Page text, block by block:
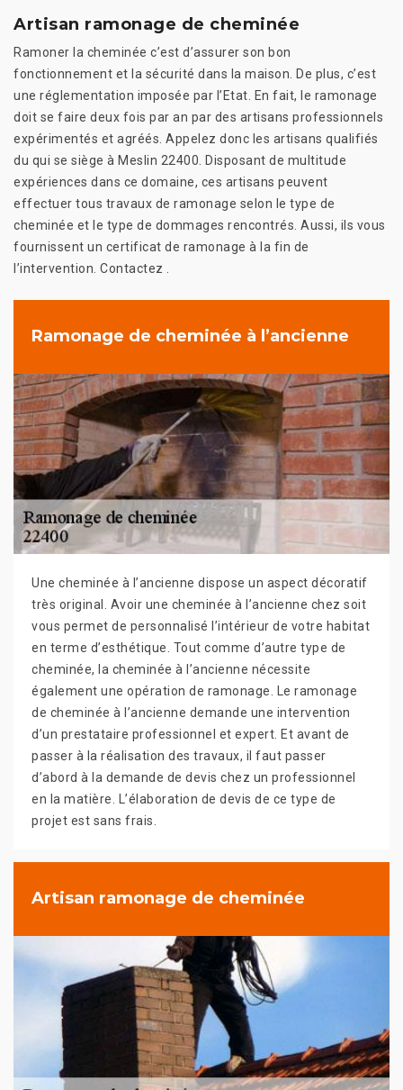
Artisan ramonage de cheminée
Ramoner la cheminée c’est d’assurer son bon
fonctionnement et la sécurité dans la maison. De plus, c’est
une réglementation imposée par l’Etat. En fait, le ramonage
doit se faire deux fois par an par des artisans professionnels
expérimentés et agréés. Appelez donc les artisans qualifiés
du qui se siège à Meslin 22400. Disposant de multitude
expériences dans ce domaine, ces artisans peuvent
effectuer tous travaux de ramonage selon le type de
cheminée et le type de dommages rencontrés. Aussi, ils vous
fournissent un certificat de ramonage à la fin de
l’intervention. Contactez .
Ramonage de cheminée à l’ancienne
Une cheminée à l’ancienne dispose un aspect décoratif
très original. Avoir une cheminée à l’ancienne chez soit
vous permet de personnalisé l’intérieur de votre habitat
en terme d’esthétique. Tout comme d’autre type de
cheminée, la cheminée à l’ancienne nécessite
également une opération de ramonage. Le ramonage
de cheminée à l’ancienne demande une intervention
d’un prestataire professionnel et expert. Et avant de
passer à la réalisation des travaux, il faut passer
d’abord à la demande de devis chez un professionnel
en la matière. L’élaboration de devis de ce type de
projet est sans frais.
Artisan ramonage de cheminée